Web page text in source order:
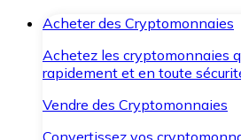
Acheter des Cryptomonnaies
Achetez les cryptomonnaies
rapidement et en toute
Vendre des Cryptomonnaies
Convertissez vos